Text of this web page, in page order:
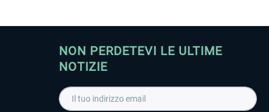
NON PERDETEVI LE ULTIME
NOTIZIE